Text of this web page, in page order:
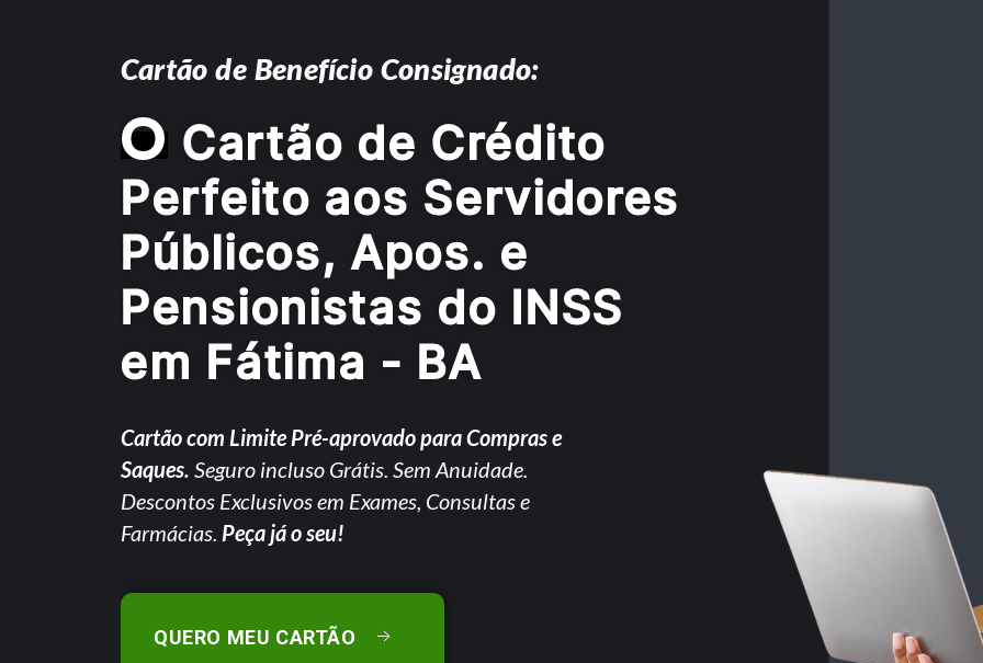
Cartão de Benefício Consignado:
O Cartão de Crédito
Perfeito aos Servidores
Públicos, Apos. e
Pensionistas do INSS
em Fátima - BA
Cartão com Limite Pré-aprovado para Compras e
Saques. Seguro incluso Grátis. Sem Anuidade.
Descontos Exclusivos em Exames, Consultas e
Farmácias. Peça já o seu!
QUERO MEU CARTÃO